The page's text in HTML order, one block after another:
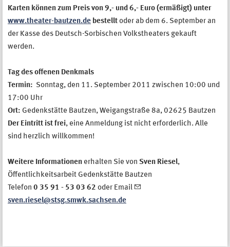
Karten können zum Preis von 9,- und 6,- Euro (ermäßigt) unter
www.theater-bautzen.de bestellt oder ab dem 6. September an
der Kasse des Deutsch-Sorbischen Volkstheaters gekauft
werden.
Tag des offenen Denkmals
Termin: Sonntag, den 11. September 2011 zwischen 10:00 und
17:00 Uhr
Ort: Gedenkstätte Bautzen, Weigangstraße 8a, 02625 Bautzen
Der Eintritt ist frei, eine Anmeldung ist nicht erforderlich. Alle
sind herzlich willkommen!
Weitere Informationen erhalten Sie von Sven Riesel,
Öffentlichkeitsarbeit Gedenkstätte Bautzen
Telefon 0 35 91 - 53 03 62 oder Email
sven.riesel@stsg.smwk.sachsen.de